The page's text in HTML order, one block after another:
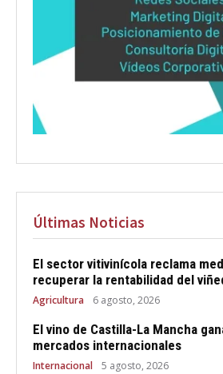
Últimas Noticias
El sector vitivinícola reclama
recuperar la rentabilidad del
Agricultura 6 agosto, 2026
El vino de Castilla-La Mancha
mercados internacionales
Internacional 5 agosto, 2026